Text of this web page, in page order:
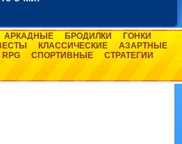
АРКАДНЫЕ БРОДИЛКИ
ГОНКИ
КЛАССИЧЕСКИЕ
АЗАРТНЫЕ
RPG СПОРТИВНЫЕ
СТРАТЕГИИ